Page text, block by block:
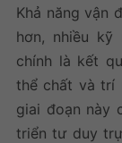
Khả năng vận
hơn, nhiều
chính là kết
thể chất và trí
giai đoạn này
triển tư duy